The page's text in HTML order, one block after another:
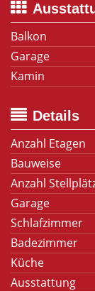
Balkon
Garage
Kamin
Details
Anzahl Etagen
Bauweise
Anzahl
Garage
Schlafzimmer
Badezimmer
Küche
Ausstattung